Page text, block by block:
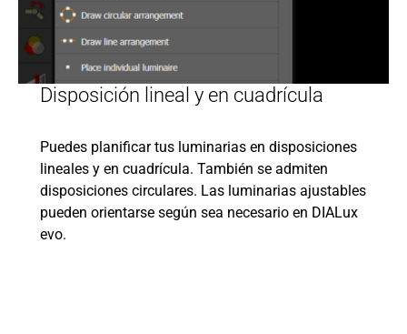
Disposición lineal y en cuadrícula
Puedes planificar tus luminarias en disposiciones
lineales y en cuadrícula. También se admiten
disposiciones circulares. Las luminarias ajustables
pueden orientarse según sea necesario en DIALux
evo.